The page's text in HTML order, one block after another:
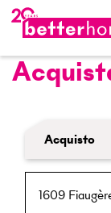
Modulo di
Acquisto
NPA / Località